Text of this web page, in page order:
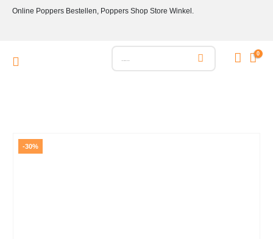
Online Poppers Bestellen, Poppers Shop Store Winkel.
0
-30%